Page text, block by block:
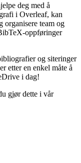
deg med å
i Overleaf, kan
team og
oppføringer
og siteringer
etter en enkel måte å
i dag!
gjør dette i vår